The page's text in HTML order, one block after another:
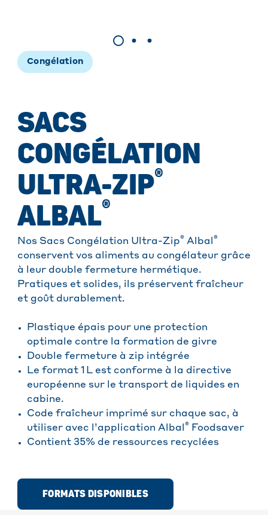
Congélation
SACS
CONGÉLATION
ULTRA-ZIP®
ALBAL®
Nos Sacs Congélation Ultra-Zip® Albal ®
conservent vos aliments au congélateur grâce
à leur double fermeture hermétique.
Pratiques et solides, ils préservent fraîcheur
et goût durablement.
Plastique épais pour une protection
optimale contre la formation de givre
Double fermeture à zip intégrée
Le format 1 L est conforme à la directive
européenne sur le transport de liquides en
cabine.
Code fraîcheur imprimé sur chaque sac, à
utiliser avec l’application Albal ® Foodsaver
Contient 35% de ressources recyclées
FORMATS DISPONIBLES